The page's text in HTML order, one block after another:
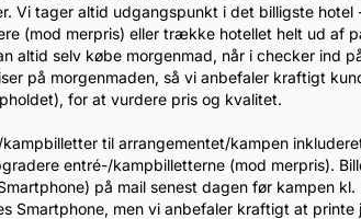
Vi tager altid udgangspunkt i det billigste
(mod merpris) eller trække hotellet helt ud af
altid selv købe morgenmad, når i checker ind
på morgenmaden, så vi anbefaler kraftigt
for at vurdere pris og kvalitet.
til arrangementet/kampen
entré-/kampbilletterne (mod merpris).
på mail senest dagen før kampen
Smartphone, men vi anbefaler kraftigt at